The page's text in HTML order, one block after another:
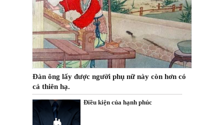
Đàn ông lấy được người phụ nữ này còn hơn có
cả thiên hạ.
Điều kiện của hạnh phúc